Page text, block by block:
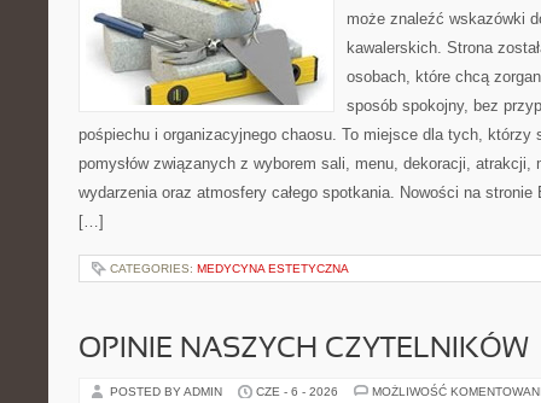
może znaleźć wskazówki
kawalerskich. Strona
osobach, które chcą
sposób spokojny, bez
pośpiechu i organizacyjnego chaosu. To miejsce dla tych, którzy
pomysłów związanych z wyborem sali, menu, dekoracji, atrakcji,
wydarzenia oraz atmosfery całego spotkania. Nowości na
[…]
CATEGORIES: MEDYCYNA ESTETYCZNA
OPINIE NASZYCH CZYTELNIKÓW
POSTED BY ADMIN CZE - 6 - 2026 MOŻLIWOŚĆ